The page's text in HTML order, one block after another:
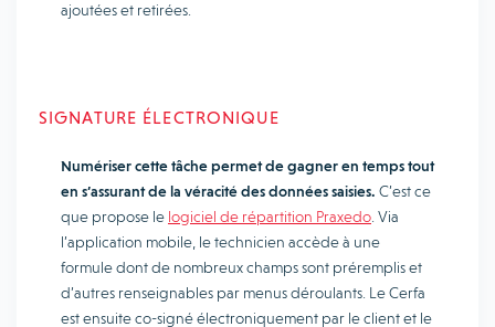
ajoutées et retirées.
SIGNATURE ÉLECTRONIQUE
Numériser cette tâche permet de gagner en temps tout
en s’assurant de la véracité des données saisies. C’est ce
que propose le logiciel de répartition Praxedo . Via
l’application mobile, le technicien accède à une
formule dont de nombreux champs sont préremplis et
d’autres renseignables par menus déroulants. Le Cerfa
est ensuite co-signé électroniquement par le client et le